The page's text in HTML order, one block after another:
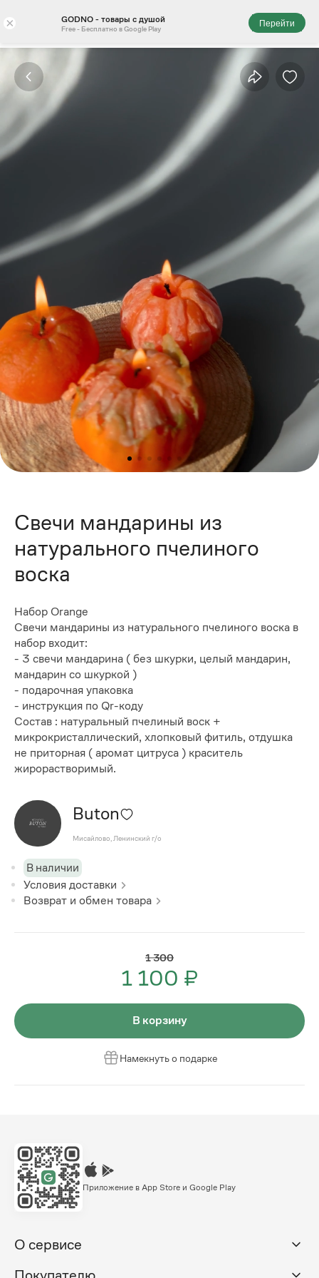
× GODNO - товары с душой
Free - Бесплатно в Google Play
Перейти
Свечи мандарины из
натурального пчелиного
воска
Набор Orange
Свечи мандарины из натурального пчелиного воска в
набор входит:
- 3 свечи мандарина ( без шкурки, целый мандарин,
мандарин со шкуркой )
- подарочная упаковка
- инструкция по Qr-коду
Состав : натуральный пчелиный воск +
микрокристаллический, хлопковый фитиль, отдушка
не приторная ( аромат цитруса ) краситель
жирорастворимый.
Buton
Мисайлово, Ленинский г/о
В наличии
Условия доставки
Возврат и обмен товара
1 300
1 100 ₽
В корзину
Намекнуть о подарке
Приложение в App Store и Google Play
О сервисе